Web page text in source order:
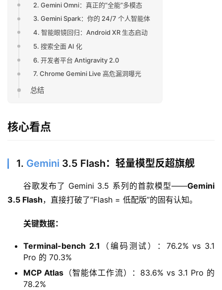
2. Gemini Omni：真正的”全能”多模态
3. Gemini Spark：你的 24/7 个人智能体
4. 智能眼镜回归：Android XR 生态启动
5. 搜索全面 AI 化
6. 开发者平台 Antigravity 2.0
7. Chrome Gemini Live 高危漏洞曝光
总结
核心看点
1. Gemini 3.5 Flash：轻量模型反超旗舰
谷歌发布了 Gemini 3.5 系列的首款模型——Gemini
3.5 Flash，直接打破了”Flash = 低配版”的固有认知。
关键数据：
Terminal-bench 2.1 （编码测试）：76.2% vs 3.1
Pro 的 70.3%
MCP Atlas （智能体工作流）：83.6% vs 3.1 Pro 的
78.2%